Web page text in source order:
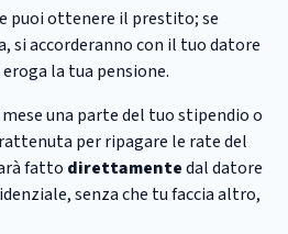
puoi ottenere il prestito; se
si accorderanno con il tuo datore
la tua pensione.
una parte del tuo stipendio o
per ripagare le rate del
fatto direttamentedal datore
senza che tu faccia altro,